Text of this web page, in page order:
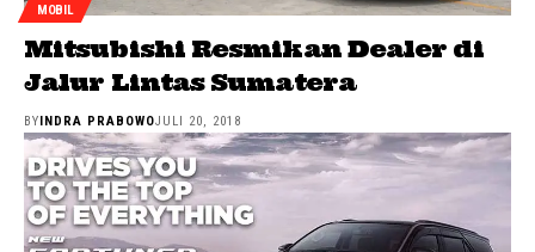
MOBIL
Mitsubishi Resmikan Dealer di
Jalur Lintas Sumatera
BY INDRA PRABOWOJULI 20, 2018